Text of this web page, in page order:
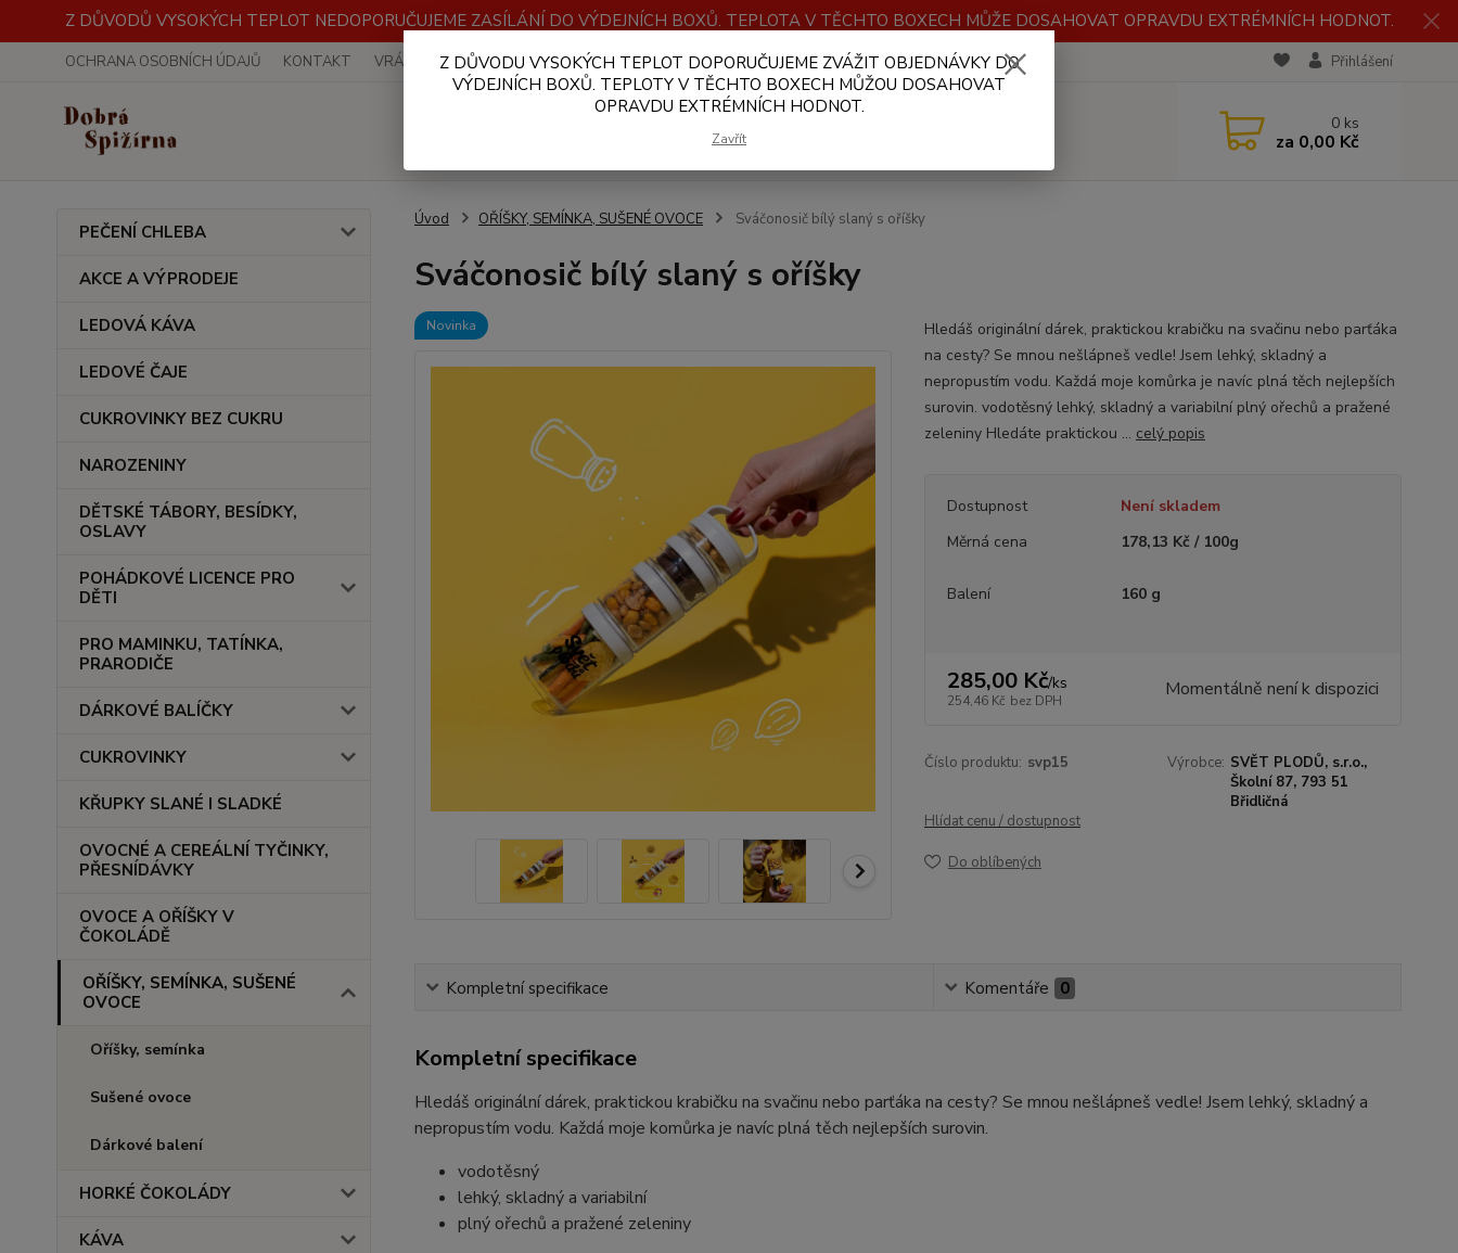
Z DŮVODŮ VYSOKÝCH TEPLOT NEDOPORUČUJEME ZASÍLÁNÍ DO VÝDEJNÍCH BOXŮ. TEPLOTA V TĚCHTO BOXECH MŮŽE DOSAHOVAT OPRAVDU EXTRÉMNÍCH HODNOT.
OCHRANA OSOBNÍCH ÚDAJŮ KONTAKT VRÁCENÍ ZBOŽÍ OBCHODNÍ PODMÍNKY PLATBA A DOPRAVA VELKOOBCHOD RECENZE Přihlášení
Hledat 0 ks
za 0,00 Kč
PEČENÍ CHLEBA
AKCE A VÝPRODEJE
LEDOVÁ KÁVA
LEDOVÉ ČAJE
CUKROVINKY BEZ CUKRU
NAROZENINY
DĚTSKÉ TÁBORY, BESÍDKY,
OSLAVY
POHÁDKOVÉ LICENCE PRO
DĚTI
PRO MAMINKU, TATÍNKA,
PRARODIČE
DÁRKOVÉ BALÍČKY
CUKROVINKY
KŘUPKY SLANÉ I SLADKÉ
OVOCNÉ A CEREÁLNÍ TYČINKY,
PŘESNÍDÁVKY
OVOCE A OŘÍŠKY V
ČOKOLÁDĚ
OŘÍŠKY, SEMÍNKA, SUŠENÉ
OVOCE
Oříšky, semínka
Sušené ovoce
Dárkové balení
HORKÉ ČOKOLÁDY
KÁVA
Úvod OŘÍŠKY, SEMÍNKA, SUŠENÉ OVOCE Sváčonosič bílý slaný s oříšky
Sváčonosič bílý slaný s oříšky
Novinka
Hledáš originální dárek, praktickou krabičku na svačinu nebo parťáka
na cesty? Se mnou nešlápneš vedle! Jsem lehký, skladný a
nepropustím vodu. Každá moje komůrka je navíc plná těch nejlepších
surovin. vodotěsný lehký, skladný a variabilní plný ořechů a pražené
zeleniny Hledáte praktickou ... celý popis
Dostupnost
Není skladem
Měrná cena
178,13 Kč / 100g
Balení 160 g
285,00 Kč/ks
254,46 Kč bez DPH Momentálně není k dispozici
Číslo produktu: svp15 Výrobce: SVĚT PLODŮ, s.r.o.,
Školní 87, 793 51
Břidličná
Hlídat cenu / dostupnost
Do oblíbených
Kompletní specifikace Komentáře 0
Kompletní specifikace
Hledáš originální dárek, praktickou krabičku na svačinu nebo parťáka na cesty? Se mnou nešlápneš vedle! Jsem lehký, skladný a
nepropustím vodu. Každá moje komůrka je navíc plná těch nejlepších surovin.
vodotěsný
lehký, skladný a variabilní
plný ořechů a pražené zeleniny
Z DŮVODU VYSOKÝCH TEPLOT DOPORUČUJEME ZVÁŽIT OBJEDNÁVKY DO
VÝDEJNÍCH BOXŮ. TEPLOTY V TĚCHTO BOXECH MŮŽOU DOSAHOVAT
OPRAVDU EXTRÉMNÍCH HODNOT.
Zavřít